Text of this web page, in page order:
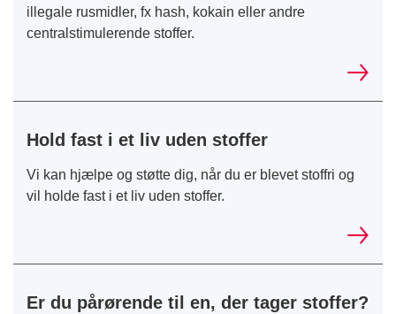
illegale rusmidler, fx hash, kokain eller andre
centralstimulerende stoffer.
Hold fast i et liv uden stoffer
Vi kan hjælpe og støtte dig, når du er blevet stoffri og
vil holde fast i et liv uden stoffer.
Er du pårørende til en, der tager stoffer?